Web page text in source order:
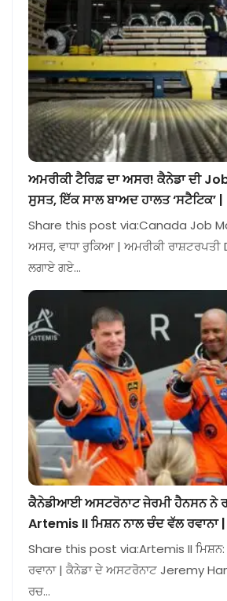
ਅਮਰੀਕੀ ਟੈਰਿਫ਼ ਦਾ ਅਸਰ! ਕੈਨੇਡਾ ਦੀ
ਸੁਸਤ, ਇੱਕ ਸਾਲ ਬਾਅਦ ਹਾਲਤ ‘ਸਟੈਟਿਕ’ |
Share this post via:Canada Job
ਅਸਰ, ਵਾਧਾ ਰੁਕਿਆ | ਅਮਰੀਕੀ
ਲਗਾਏ ਗਏ…
ਕੈਨੇਡੀਆਈ ਅਸਟਰੋਨਾਟ ਜੇਰਮੀ ਹੈਨਸਨ ਨੇ
Artemis II ਮਿਸ਼ਨ ਨਾਲ ਚੰਦ ਵੱਲ ਰਵਾਨਾ |
Share this post via:Artemis II
ਰਵਾਨਾ | ਕੈਨੇਡਾ ਦੇ ਅਸਟਰੋਨਾਟ Jeremy
ਰਚ…